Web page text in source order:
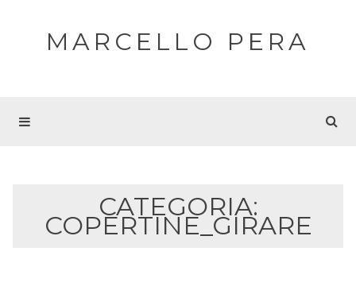
MARCELLO PERA
CATEGORIA:
COPERTINE_GIRARE